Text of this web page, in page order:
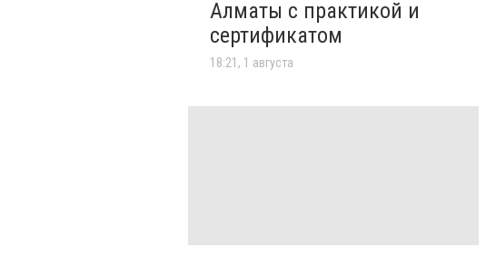
Алматы с практикой и
сертификатом
18:21, 1 августа